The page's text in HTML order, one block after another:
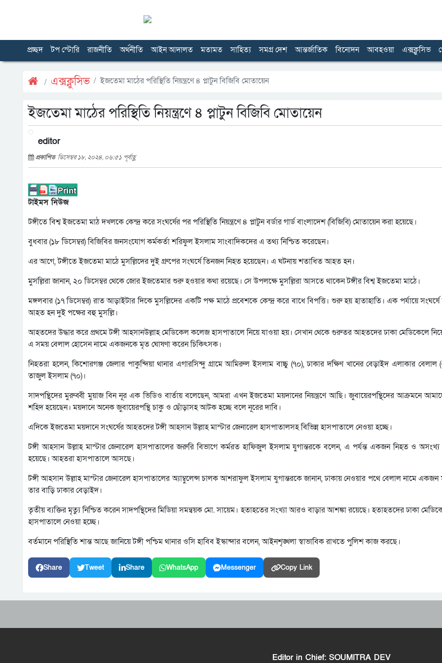
প্রচ্ছদ টপ স্টোরি রাজনীতি অর্থনীতি আইন আদালত মতামত সাহিত্য সমগ্র দেশ আন্তর্জাতিক বিনোদন আবহওয়া এক্সক্লুসিভ
এক্সক্লুসিভ ইজতেমা মাঠের পরিস্থিতি নিয়ন্ত্রণে ৪ প্লাটুন বিজিবি মোতায়েন
ইজতেমা মাঠের পরিস্থিতি নিয়ন্ত্রণে ৪ প্লাটুন বিজিবি মোতায়েন
editor
প্রকাশিত ডিসেম্বর ১৮, ২০২৪, ০৬:৫১ পূর্বাহ্ণ
টাইমস নিউজ
টঙ্গীতে বিশ্ব ইজতেমা মাঠ দখলকে কেন্দ্র করে সংঘর্ষের পর পরিস্থিতি নিয়ন্ত্রণে ৪ প্লাটুন বর্ডার গার্ড বাংলাদেশ (বিজিবি) মোতায়েন করা হয়েছে।
বুধবার (১৮ ডিসেম্বর) বিজিবির জনসংযোগ কর্মকর্তা শরিফুল ইসলাম সাংবাদিকদের এ তথ্য নিশ্চিত করেছেন।
এর আগে, টঙ্গীতে ইজতেমা মাঠে মুসল্লিদের দুই গ্রুপের সংঘর্ষে তিনজন নিহত হয়েছেন। এ ঘটনায় শতাধিত আহত হন।
মুসল্লিরা জানান, ২০ ডিসেম্বর থেকে জোর ইজতেমার শুরু হওয়ার কথা রয়েছে। সে উপলক্ষে মুসল্লিরা আসতে থাকেন টঙ্গীর বিশ্ব ইজতেমা মাঠে।
মঙ্গলবার (১৭ ডিসেম্বর) রাত আড়াইটার দিকে মুসল্লিদের একটি পক্ষ মাঠে প্রবেশকে কেন্দ্র করে বাধে বিপত্তি। শুরু হয় হাতাহাতি। এক পর্যায়ে
আহত হন দুই পক্ষের বহু মুসল্লি।
আহতদের উদ্ধার করে প্রথমে টঙ্গী আহসানউল্লাহ মেডিকেল কলেজ হাসপাতালে নিয়ে যাওয়া হয়। সেখান থেকে গুরুতর আহতদের ঢাকা মেডিকেলে
এ সময় বেলাল হোসেন নামে একজনকে মৃত ঘোষণা করেন চিকিৎসক।
নিহতরা হলেন, কিশোরগঞ্জ জেলার পাকুন্দিয়া থানার এগারসিন্দু গ্রামে আমিরুল ইসলাম বাচ্চু (৭০), ঢাকার দক্ষিণ খানের বেড়াইদ এলাকার
তাজুল ইসলাম (৭০)।
সাদপন্থিদের মুরুব্বী মুয়াজ বিন নূর এক ভিডিও বার্তায় বলেছেন, আমরা এখন ইজতেমা ময়দানের নিয়ন্ত্রণে আছি। জুবায়েরপন্থিদের আক্রমনে
শহিদ হয়েছেন। ময়দানে অনেক জুবায়েরপন্থি চাকু ও ছোঁড়াসহ আটক হচ্ছে বলে নূরের দাবি।
এদিকে ইজতেমা ময়দানে সংঘর্ষের আহতদের টঙ্গী আহসান উল্লাহ মাস্টার জেনারেল হাসপাতালসহ বিভিন্ন হাসপাতালে নেওয়া হচ্ছে।
টঙ্গী আহসান উল্লাহ মাস্টার জেনারেল হাসপাতালের জরুরি বিভাগে কর্মরত হাফিজুল ইসলাম যুগান্তরকে বলেন, এ পর্যন্ত একজন নিহত ও
হয়েছে। আহতরা হাসপাতালে আসছে।
টঙ্গী আহসান উল্লাহ মাস্টার জেনারেল হাসপাতালের অ্যাম্বুলেন্স চালক আশরাফুল ইসলাম যুগান্তরকে জানান, ঢাকায় নেওয়ার পথে বেলাল নামে একজন
তার বাড়ি ঢাকার বেড়াইদ।
তৃতীয় ব্যক্তির মৃত্যু নিশ্চিত করেন সাদপন্থিদের মিডিয়া সমন্বয়ক মো. সায়েম। হতাহতের সংখ্যা আরও বাড়ার আশঙ্কা রয়েছে। হতাহতদের ঢাকা
হাসপাতালে নেওয়া হচ্ছে।
বর্তমানে পরিস্থিতি শান্ত আছে জানিয়ে টঙ্গী পশ্চিম থানার ওসি হাবিব ইস্কান্দার বলেন, আইনশৃঙ্খলা স্বাভাবিক রাখতে পুলিশ কাজ করছে।
Share Tweet Share WhatsApp Messenger Copy Link
Editor in Chief: SOUMITRA DEV